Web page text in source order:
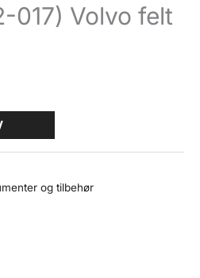
017) Volvo felt
og tilbehør